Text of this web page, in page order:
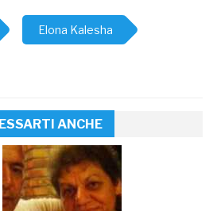
Elona Kalesha
ANCHE